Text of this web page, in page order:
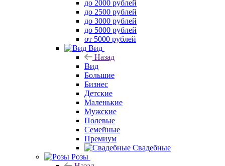
до 2000 рублей
до 2500 рублей
до 3000 рублей
до 5000 рублей
от 5000 рублей
Вид
Назад
Вид
Большие
Бизнес
Детские
Маленькие
Мужские
Полевые
Семейные
Премиум
Свадебные
Розы